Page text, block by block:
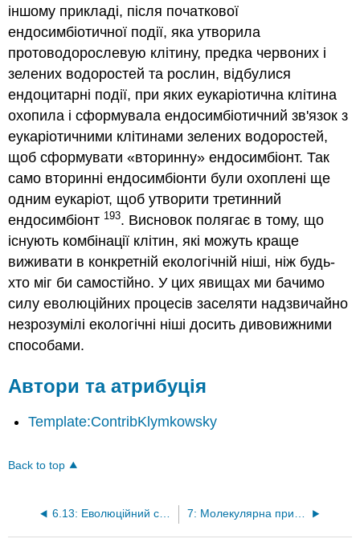
іншому прикладі, після початкової
ендосимбіотичної події, яка утворила
протоводорослевую клітину, предка червоних і
зелених водоростей та рослин, відбулися
ендоцитарні події, при яких еукаріотична клітина
охопила і сформувала ендосимбіотичний зв'язок з
еукаріотичними клітинами зелених водоростей,
щоб сформувати «вторинну» ендосимбіонт. Так
само вторинні ендосимбіонти були охоплені ще
одним еукаріот, щоб утворити третинний
ендосимбіонт 193. Висновок полягає в тому, що
існують комбінації клітин, які можуть краще
виживати в конкретній екологічній ніші, ніж будь-
хто міг би самостійно. У цих явищах ми бачимо
силу еволюційних процесів заселяти надзвичайно
незрозумілі екологічні ніші досить дивовижними
способами.
Автори та атрибуція
Template:ContribKlymkowsky
Back to top
6.13: Еволюційний сценарій походження еукаріотичних клітин